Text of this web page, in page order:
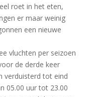
roet in het eten,
er maar weinig
een nieuwe
vluchten per seizoen
de derde keer
verduisterd tot eind
05.00 uur tot 23.00